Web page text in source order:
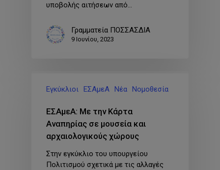
υποβολής αιτήσεων από…
Γραμματεία ΠΟΣΣΑΣΔΙΑ
9 Ιουνίου, 2023
Εγκύκλιοι ΕΣΑμεΑ Νέα Νομοθεσία
ΕΣΑμεΑ: Με την Κάρτα
Αναπηρίας σε μουσεία και
αρχαιολογικούς χώρους
Στην εγκύκλιο του υπουργείου
Πολιτισμού σχετικά με τις αλλαγές